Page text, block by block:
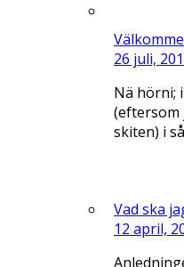
26 juli,
Nä hörni;
(eftersom
skiten) i
Vad ska
12 april,